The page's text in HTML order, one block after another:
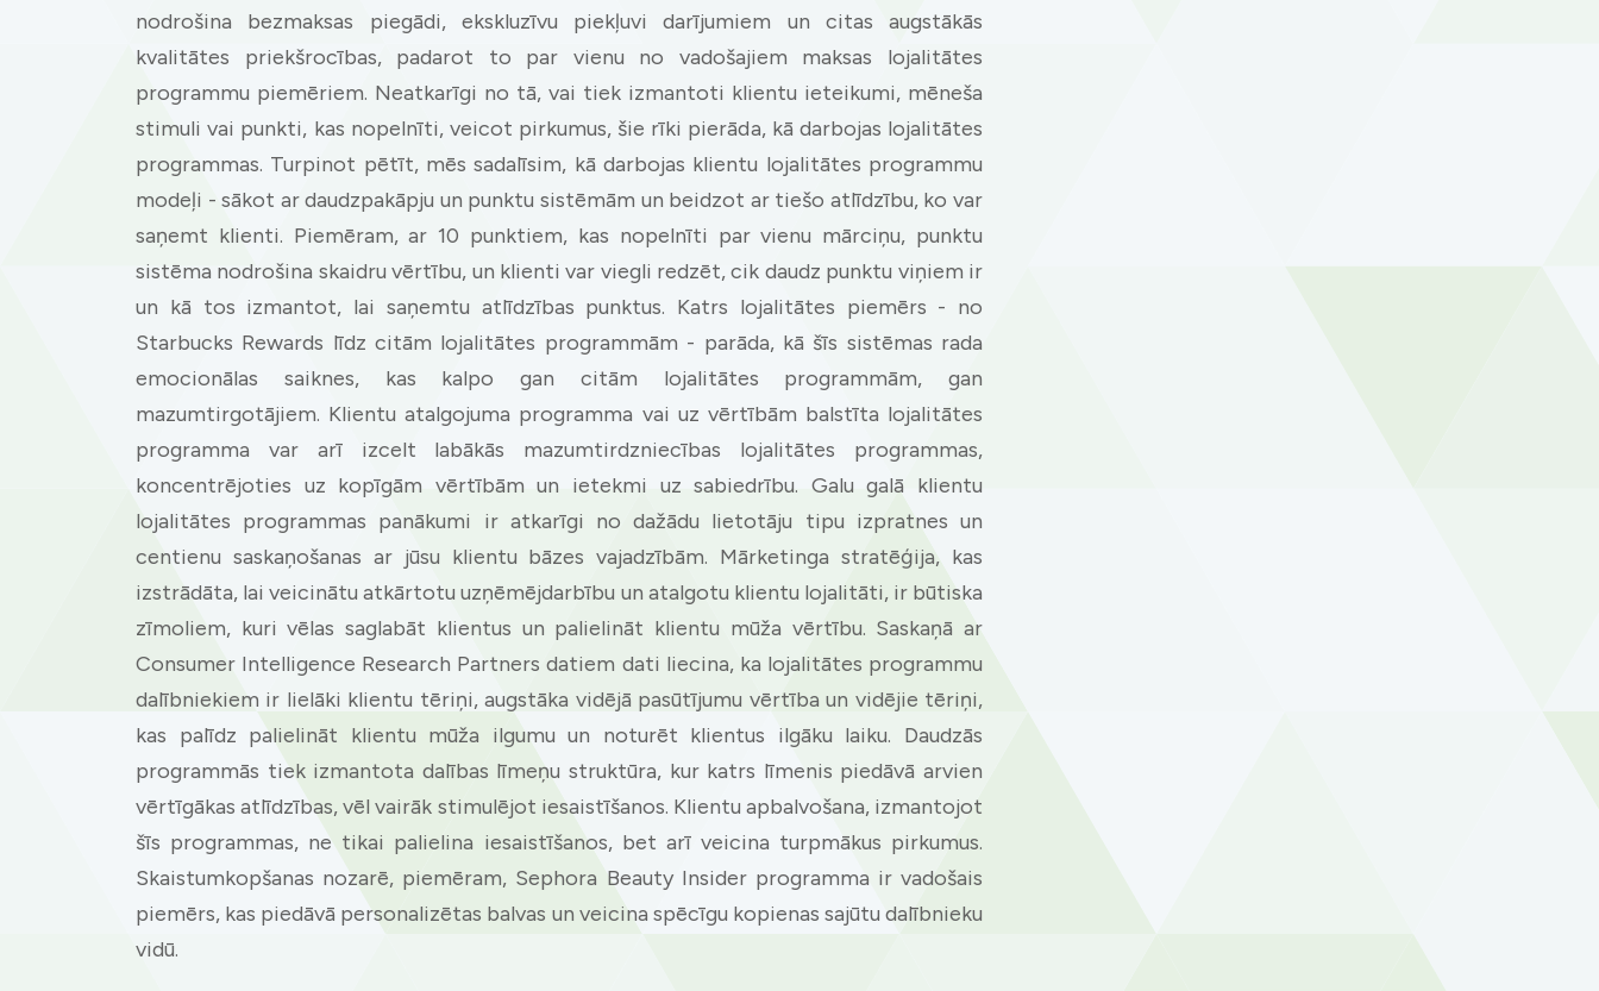
nodrošina bezmaksas piegādi, ekskluzīvu piekļuvi darījumiem un citas augstākās
kvalitātes priekšrocības, padarot to par vienu no vadošajiem maksas lojalitātes
programmu piemēriem. Neatkarīgi no tā, vai tiek izmantoti klientu ieteikumi, mēneša
stimuli vai punkti, kas nopelnīti, veicot pirkumus, šie rīki pierāda, kā darbojas lojalitātes
programmas. Turpinot pētīt, mēs sadalīsim, kā darbojas klientu lojalitātes programmu
modeļi - sākot ar daudzpakāpju un punktu sistēmām un beidzot ar tiešo atlīdzību, ko var
saņemt klienti. Piemēram, ar 10 punktiem, kas nopelnīti par vienu mārciņu, punktu
sistēma nodrošina skaidru vērtību, un klienti var viegli redzēt, cik daudz punktu viņiem ir
un kā tos izmantot, lai saņemtu atlīdzības punktus. Katrs lojalitātes piemērs - no
Starbucks Rewards līdz citām lojalitātes programmām - parāda, kā šīs sistēmas rada
emocionālas saiknes, kas kalpo gan citām lojalitātes programmām, gan
mazumtirgotājiem. Klientu atalgojuma programma vai uz vērtībām balstīta lojalitātes
programma var arī izcelt labākās mazumtirdzniecības lojalitātes programmas,
koncentrējoties uz kopīgām vērtībām un ietekmi uz sabiedrību. Galu galā klientu
lojalitātes programmas panākumi ir atkarīgi no dažādu lietotāju tipu izpratnes un
centienu saskaņošanas ar jūsu klientu bāzes vajadzībām. Mārketinga stratēģija, kas
izstrādāta, lai veicinātu atkārtotu uzņēmējdarbību un atalgotu klientu lojalitāti, ir būtiska
zīmoliem, kuri vēlas saglabāt klientus un palielināt klientu mūža vērtību. Saskaņā ar
Consumer Intelligence Research Partners datiem dati liecina, ka lojalitātes programmu
dalībniekiem ir lielāki klientu tēriņi, augstāka vidējā pasūtījumu vērtība un vidējie tēriņi,
kas palīdz palielināt klientu mūža ilgumu un noturēt klientus ilgāku laiku. Daudzās
programmās tiek izmantota dalības līmeņu struktūra, kur katrs līmenis piedāvā arvien
vērtīgākas atlīdzības, vēl vairāk stimulējot iesaistīšanos. Klientu apbalvošana, izmantojot
šīs programmas, ne tikai palielina iesaistīšanos, bet arī veicina turpmākus pirkumus.
Skaistumkopšanas nozarē, piemēram, Sephora Beauty Insider programma ir vadošais
piemērs, kas piedāvā personalizētas balvas un veicina spēcīgu kopienas sajūtu dalībnieku
vidū.
Cookies & Privacy
Queue-Fair.com uses cookies to provide content and improve your experience. You can
accept all cookie usage or use settings to manage categories individually.
Settings Accept